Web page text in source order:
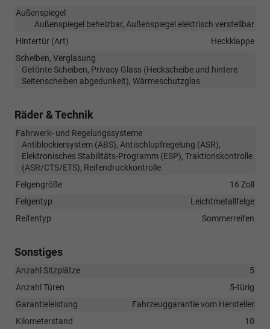
Außenspiegel
Außenspiegel beheizbar, Außenspiegel elektrisch verstellbar
Hintertür (Art)
Heckklappe
Scheiben, Verglasung
Getönte Scheiben, Privacy Glass (Heckscheibe und hintere
Seitenscheiben abgedunkelt), Wärmeschutzglas
Räder & Technik
Fahrwerk- und Regelungssysteme
Antiblockiersystem (ABS), Antischlupfregelung (ASR),
Elektronisches Stabilitäts-Programm (ESP), Traktionskontrolle
(ASR/CTS/ETS), Reifendruckkontrolle
Felgengröße
16 Zoll
Felgentyp
Leichtmetallfelge
Reifentyp
Sommerreifen
Sonstiges
Anzahl Sitzplätze
5
Anzahl Türen
5-türig
Garantieleistung
Fahrzeuggarantie vom Hersteller
Kilometerstand
10